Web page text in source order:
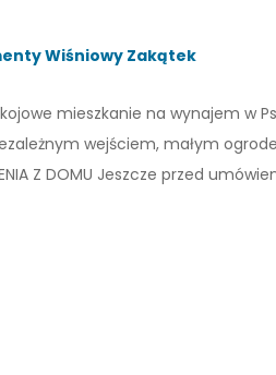
Wiśniowy Zakątek
mieszkanie na wynajem w
wejściem, małym
Z DOMU Jeszcze przed